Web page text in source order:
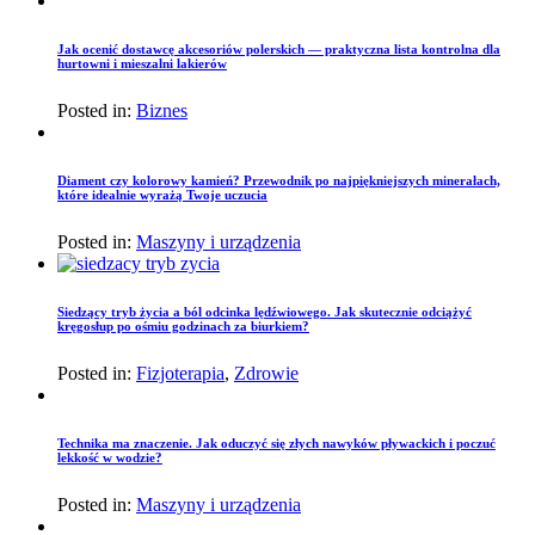
Jak ocenić dostawcę akcesoriów polerskich — praktyczna lista kontrolna dla
hurtowni i mieszalni lakierów
Posted in: Biznes
Diament czy kolorowy kamień? Przewodnik po najpiękniejszych minerałach,
które idealnie wyrażą Twoje uczucia
Posted in: Maszyny i urządzenia
Siedzący tryb życia a ból odcinka lędźwiowego. Jak skutecznie odciążyć
kręgosłup po ośmiu godzinach za biurkiem?
Posted in: Fizjoterapia, Zdrowie
Technika ma znaczenie. Jak oduczyć się złych nawyków pływackich i poczuć
lekkość w wodzie?
Posted in: Maszyny i urządzenia